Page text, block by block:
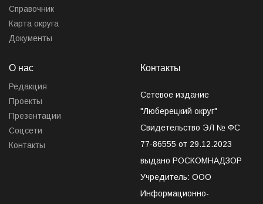
Справочник
Карта округа
Документы
О нас
Редакция
Проекты
Презентации
Соцсети
Контакты
Контакты
Сетевое издание
"Люберецкий округ"
Свидетельство ЭЛ № ФС
77-86555 от 29.12.2023
выдано РОСКОМНАДЗОР
Учредитель: ООО
Информационно-